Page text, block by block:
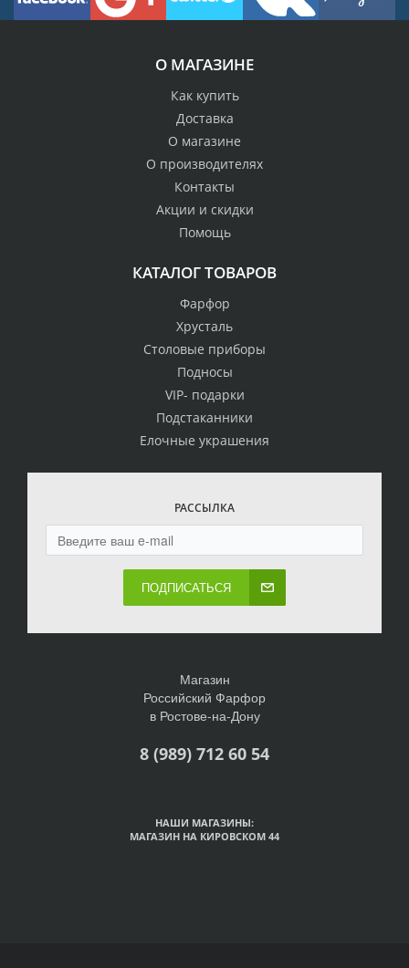
О МАГАЗИНЕ
Как купить
Доставка
О магазине
О производителях
Контакты
Акции и скидки
Помощь
КАТАЛОГ ТОВАРОВ
Фарфор
Хрусталь
Столовые приборы
Подносы
VIP- подарки
Подстаканники
Елочные украшения
РАССЫЛКА
ПОДПИСАТЬСЯ
Магазин
Российский Фарфор
в Ростове-на-Дону
8 (989) 712 60 54
НАШИ МАГАЗИНЫ:
МАГАЗИН НА КИРОВСКОМ 44